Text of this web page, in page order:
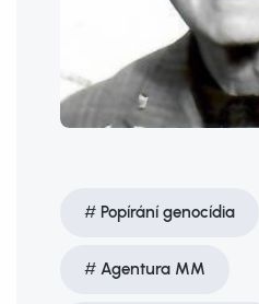
Popírání genocídia
Agentura MM